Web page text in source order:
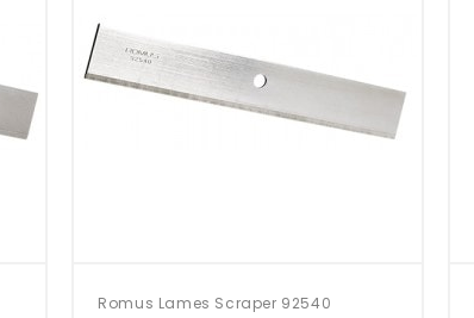
Romus Lames Scraper 92540